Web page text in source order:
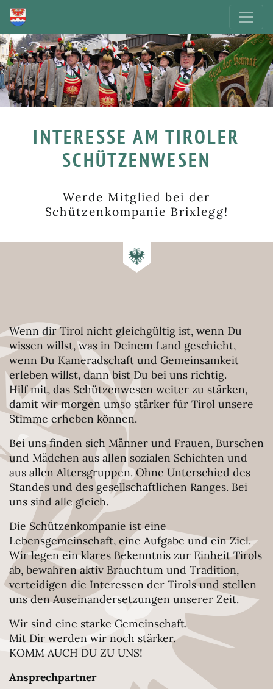
INTERESSE AM TIROLER
SCHÜTZENWESEN
Werde Mitglied bei der
Schützenkompanie Brixlegg!
Wenn dir Tirol nicht gleichgültig ist, wenn Du
wissen willst, was in Deinem Land geschieht,
wenn Du Kameradschaft und Gemeinsamkeit
erleben willst, dann bist Du bei uns richtig.
Hilf mit, das Schützenwesen weiter zu stärken,
damit wir morgen umso stärker für Tirol unsere
Stimme erheben können.
Bei uns finden sich Männer und Frauen, Burschen
und Mädchen aus allen sozialen Schichten und
aus allen Altersgruppen. Ohne Unterschied des
Standes und des gesellschaftlichen Ranges. Bei
uns sind alle gleich.
Die Schützenkompanie ist eine
Lebensgemeinschaft, eine Aufgabe und ein Ziel.
Wir legen ein klares Bekenntnis zur Einheit Tirols
ab, bewahren aktiv Brauchtum und Tradition,
verteidigen die Interessen der Tirols und stellen
uns den Auseinandersetzungen unserer Zeit.
Wir sind eine starke Gemeinschaft.
Mit Dir werden wir noch stärker.
KOMM AUCH DU ZU UNS!
Ansprechpartner